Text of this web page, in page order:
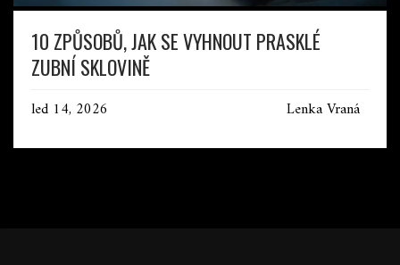
10 ZPŮSOBŮ, JAK SE VYHNOUT PRASKLÉ
ZUBNÍ SKLOVINĚ
led 14, 2026 Lenka Vraná